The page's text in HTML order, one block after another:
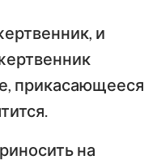
и
прикасающееся
на